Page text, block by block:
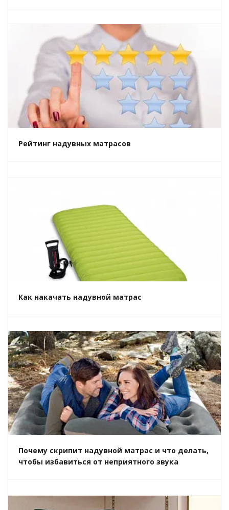
Рейтинг надувных матрасов
Как накачать надувной матрас
Почему скрипит надувной матрас и что делать,
чтобы избавиться от неприятного звука